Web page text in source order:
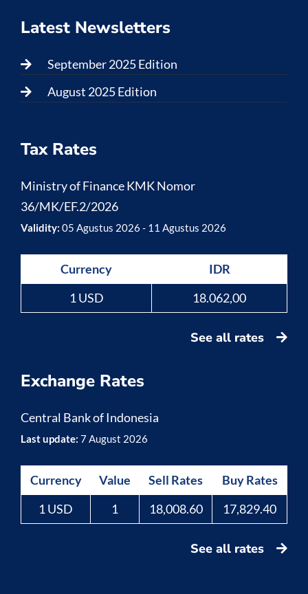
Latest Newsletters
September 2025 Edition
August 2025 Edition
Tax Rates
Ministry of Finance KMK Nomor
36/MK/EF.2/2026
Validity: 05 Agustus 2026 - 11 Agustus 2026
Currency
IDR
1 USD
18.062,00
See all rates
Exchange Rates
Central Bank of Indonesia
Last update: 7 August 2026
Currency Value Sell Rates
Buy Rates
1 USD
1 18,008.60 17,829.40
See all rates